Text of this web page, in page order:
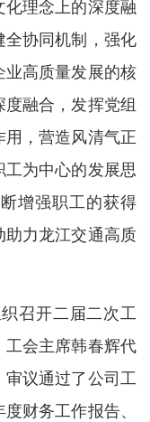
理念上的深度融
协同机制，强化
高质量发展的核
融合，发挥党组
，营造风清气正
为中心的发展思
增强职工的获得
助力龙江交通高质
召开二届二次工
会主席韩春辉代
议通过了公司工
财务工作报告、